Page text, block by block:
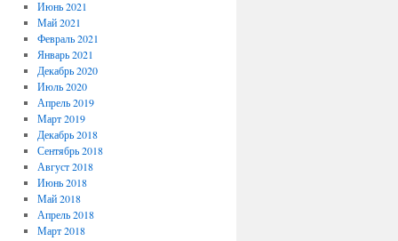
Июнь 2021
Май 2021
Февраль 2021
Январь 2021
Декабрь 2020
Июль 2020
Апрель 2019
Март 2019
Декабрь 2018
Сентябрь 2018
Август 2018
Июнь 2018
Май 2018
Апрель 2018
Март 2018